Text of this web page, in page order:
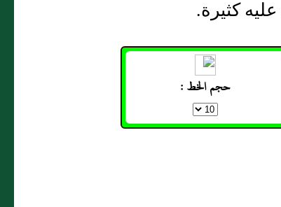
كثيرة.
حجم الخط :